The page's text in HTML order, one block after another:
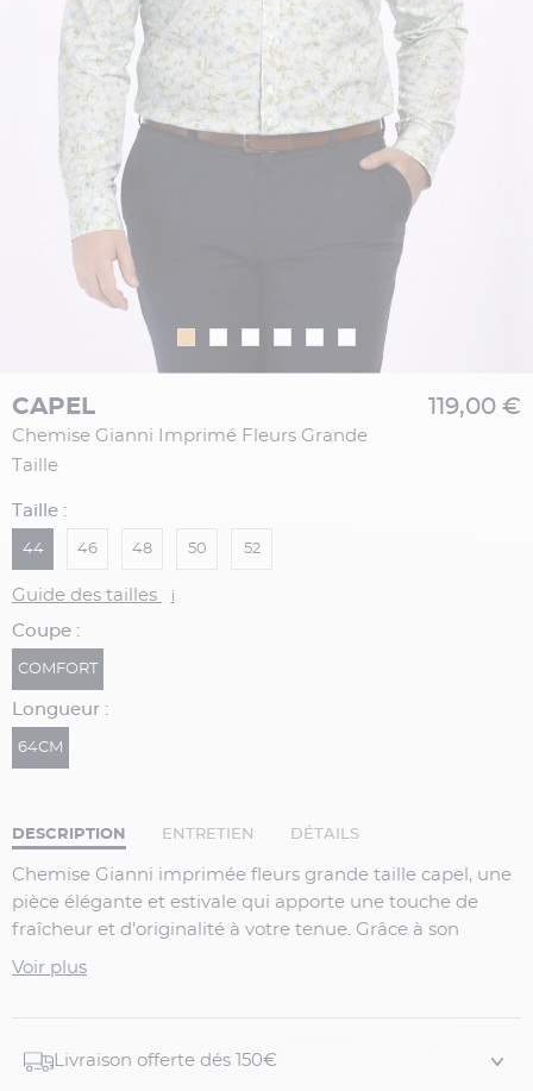
CAPEL
Chemise Gianni Imprimé Fleurs Grande
Taille
119,00 €
Taille :
44 46 48 50 52
Guide des tailles i
Coupe :
COMFORT
Longueur :
64CM
DESCRIPTION ENTRETIEN DÉTAILS
Chemise Gianni imprimée fleurs grande taille capel, une
pièce élégante et estivale qui apporte une touche de
fraîcheur et d’originalité à votre tenue. Grâce à son
mélange coton-lin, cette chemise offre respirabilité,
Détails du produit :
Voir plus
Livraison offerte dés 150€